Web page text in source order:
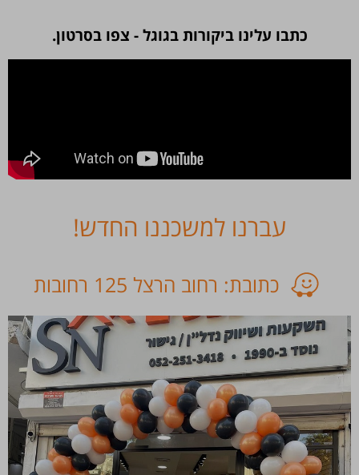
כתבו עלינו ביקורות בגוגל - צפו בסרטון.
עברנו למשכננו החדש!
כתובת: רחוב הרצל 125 רחובות